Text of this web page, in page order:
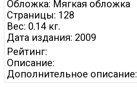
Обложка: Мягкая обложка
Страницы: 128
Вес: 0.14 кг.
Дата издания: 2009
Рейтинг:
Описание:
Дополнительное описание: